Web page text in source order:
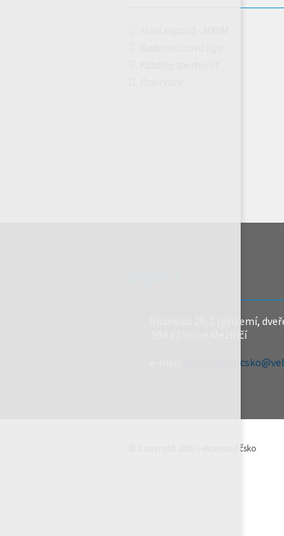
Radnická 29/1 (přízemí,
594 13 Velké Meziříčí
© Copyright 2026 Velkomeziříčsko